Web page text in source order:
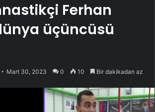
Ferhan
üçüncüsü
Mart 30, 2023 0 10 Bir dakikadan az